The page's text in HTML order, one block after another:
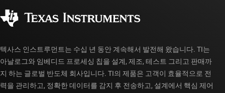
myTI 계정 FAQ
텍사스 인스트루먼트는 수십 년 동안 계속해서 발전해 왔습니다. TI는
아날로그와 임베디드 프로세싱 칩을 설계, 제조, 테스트 그리고 판매까
지 하는 글로벌 반도체 회사입니다. TI의 제품은 고객이 효율적으로 전
력을 관리하고, 정확한 데이터를 감지 후 전송하고, 설계에서 핵심 제어